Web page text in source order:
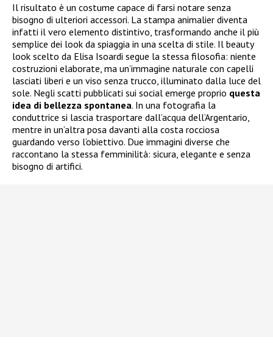
Il risultato è un costume capace di farsi notare senza
bisogno di ulteriori accessori. La stampa animalier diventa
infatti il vero elemento distintivo, trasformando anche il più
semplice dei look da spiaggia in una scelta di stile. Il beauty
look scelto da Elisa Isoardi segue la stessa filosofia: niente
costruzioni elaborate, ma un’immagine naturale con capelli
lasciati liberi e un viso senza trucco, illuminato dalla luce del
sole. Negli scatti pubblicati sui social emerge proprio questa
idea di bellezza spontanea. In una fotografia la
conduttrice si lascia trasportare dall’acqua dell’Argentario,
mentre in un’altra posa davanti alla costa rocciosa
guardando verso l’obiettivo. Due immagini diverse che
raccontano la stessa femminilità: sicura, elegante e senza
bisogno di artifici.